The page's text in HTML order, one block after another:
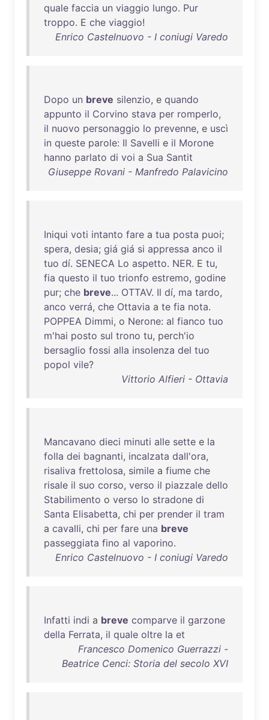
quale faccia un viaggio lungo. Pur
troppo. E che viaggio!
Enrico Castelnuovo - I coniugi Varedo
Dopo un breve silenzio, e quando
appunto il Corvino stava per romperlo,
il nuovo personaggio lo prevenne, e uscì
in queste parole: Il Savelli e il Morone
hanno parlato di voi a Sua Santit
Giuseppe Rovani - Manfredo Palavicino
Iniqui voti intanto fare a tua posta puoi;
spera, desia; giá giá si appressa anco il
tuo dí. SENECA Lo aspetto. NER. E tu,
fia questo il tuo trionfo estremo, godine
pur; che breve... OTTAV. Il dí, ma tardo,
anco verrá, che Ottavia a te fia nota.
POPPEA Dimmi, o Nerone: al fianco tuo
m'hai posto sul trono tu, perch'io
bersaglio fossi alla insolenza del tuo
popol vile?
Vittorio Alfieri - Ottavia
Mancavano dieci minuti alle sette e la
folla dei bagnanti, incalzata dall'ora,
risaliva frettolosa, simile a fiume che
risale il suo corso, verso il piazzale dello
Stabilimento o verso lo stradone di
Santa Elisabetta, chi per prender il tram
a cavalli, chi per fare una breve
passeggiata fino al vaporino.
Enrico Castelnuovo - I coniugi Varedo
Infatti indi a breve comparve il garzone
della Ferrata, il quale oltre la et
Francesco Domenico Guerrazzi -
Beatrice Cenci: Storia del secolo XVI